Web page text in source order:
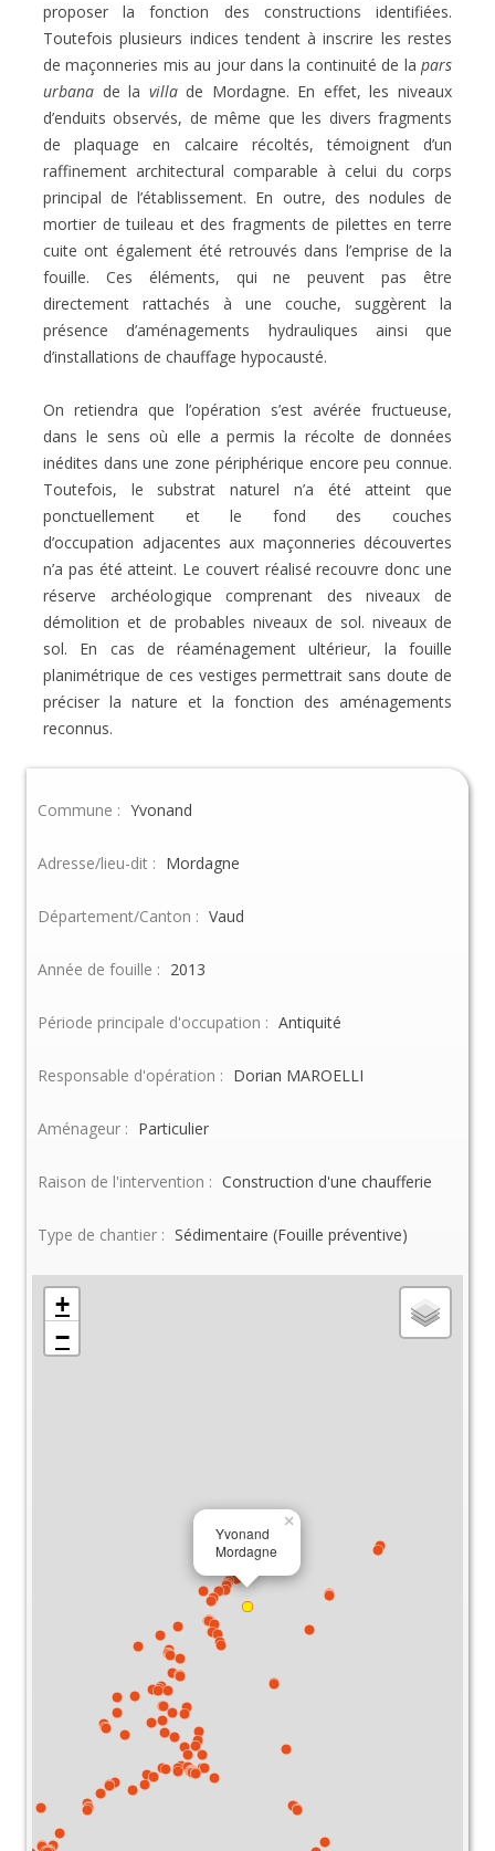
proposer la fonction des constructions identifiées.
Toutefois plusieurs indices tendent à inscrire les restes
de maçonneries mis au jour dans la continuité de lapars
urbana de la villa de Mordagne. En effet, lesniveaux
d’enduits observés, de même que les divers fragments
de plaquage en calcaire récoltés, témoignent d’un
raffinement architectural comparable à celui du corps
principal de l’établissement. En outre, des nodules de
mortier de tuileau et des fragments de pilettes en terre
cuite ont également été retrouvés dans l’emprise de la
fouille. Ces éléments, qui ne peuvent pas être
directement rattachés à une couche, suggèrent la
présence d’aménagements hydrauliques ainsi que
d’installations de chauffage hypocausté.
On retiendra que l’opération s’est avérée fructueuse,
dans le sens où elle a permis larécolte de données
inédites dans une zone périphérique encore peu connue.
Toutefois, le substrat naturel n’a été atteint que
ponctuellement et le fond des couches
d’occupation adjacentes aux maçonneries découvertes
n’a pas été atteint. Le couvert réalisé recouvre donc une
réserve archéologique comprenant des niveaux de
démolition et de probables niveaux de sol. niveaux de
sol. En cas de réaménagement ultérieur, la fouille
planimétrique de ces vestiges permettrait sans doute de
préciser la nature et la fonction des aménagements
reconnus.
Commune : Yvonand
Adresse/lieu-dit : Mordagne
Département/Canton : Vaud
Année de fouille : 2013
Période principale d'occupation : Antiquité
Responsable d'opération : Dorian MAROELLI
Aménageur : Particulier
Raison de l'intervention : Construction d'une chaufferie
Type de chantier : Sédimentaire (Fouille préventive)
Yvonand
Mordagne
×
+
−